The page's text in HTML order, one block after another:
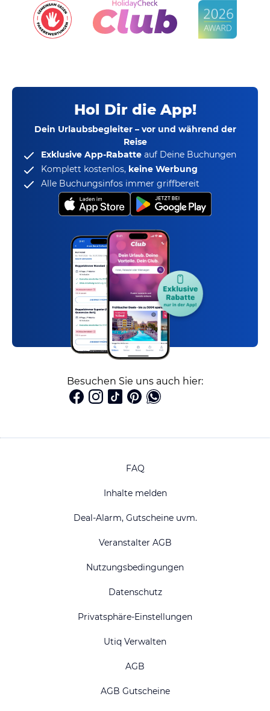
Hol Dir die App!
Dein Urlaubsbegleiter – vor und während der
Reise
Exklusive App-Rabatte auf Deine Buchungen
Komplett kostenlos, keine Werbung
Alle Buchungsinfos immer griffbereit
Besuchen Sie uns auch hier:
FAQ
Inhalte melden
Deal-Alarm, Gutscheine uvm.
Veranstalter AGB
Nutzungsbedingungen
Datenschutz
Privatsphäre-Einstellungen
Utiq Verwalten
AGB
AGB Gutscheine